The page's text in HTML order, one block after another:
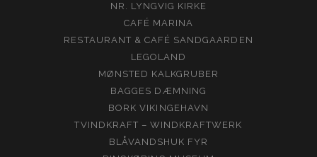
NR. LYNGVIG KIRKE
CAFÉ MARINA
RESTAURANT & CAFÉ SANDGAARDEN
LEGOLAND
MØNSTED KALKGRUBER
BAGGES DÆMNING
BORK VIKINGEHAVN
TVINDKRAFT – WINDKRAFTWERK
BLÅVANDSHUK FYR